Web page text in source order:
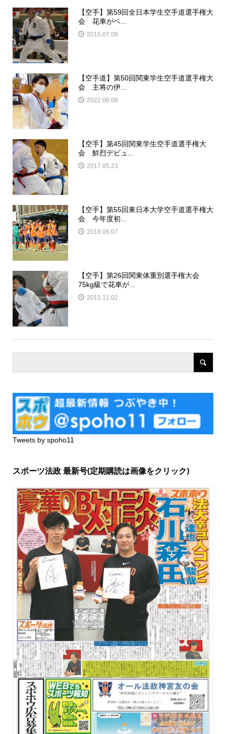
【空手】第59回全日本学生空手道選手権大
会 花車がベ...
2015.07.08
【空手道】第50回関東学生空手道選手権大
会 主将の伊...
2022.06.06
【空手】第45回関東学生空手道選手権大
会 鮮烈デビュ...
2017.05.23
【空手】第55回東日本大学空手道選手権大
会 今年度初...
2019.06.07
【空手】第26回関東体重別選手権大会
75kg級で花車が...
2015.11.02
Tweets by spoho11
スポーツ法政 最新号(定期購読は画像をクリック)